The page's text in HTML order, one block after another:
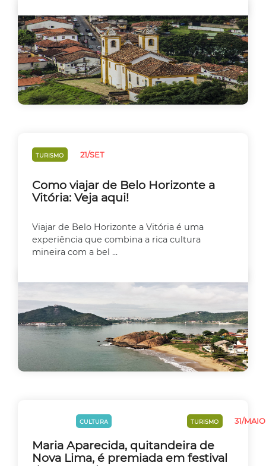
TURISMO 21/SET
Como viajar de Belo Horizonte a
Vitória: Veja aqui!
Viajar de Belo Horizonte a Vitória é uma
experiência que combina a rica cultura
mineira com a bel ...
CULTURA TURISMO 31/MAIO
Maria Aparecida, quitandeira de
Nova Lima, é premiada em festival